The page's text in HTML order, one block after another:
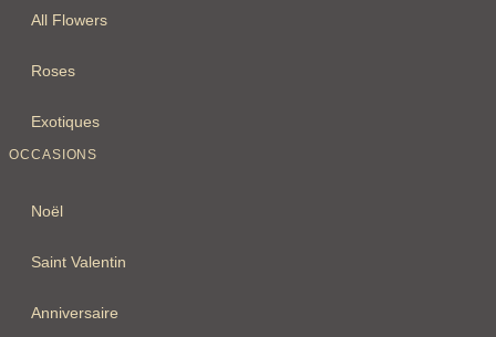
All Flowers
Roses
Exotiques
OCCASIONS
Noël
Saint Valentin
Anniversaire